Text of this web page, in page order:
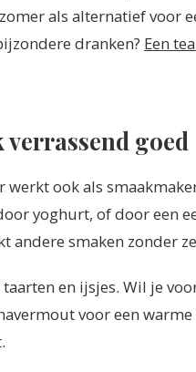
als alternatief voor
dranken? Een
goed
ook als
yoghurt, of door een
andere smaken zonder
en ijsjes. Wil je
voor een